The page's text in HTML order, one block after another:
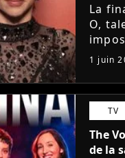
La
O,
son
ans,
1 juin
TV
The
de la